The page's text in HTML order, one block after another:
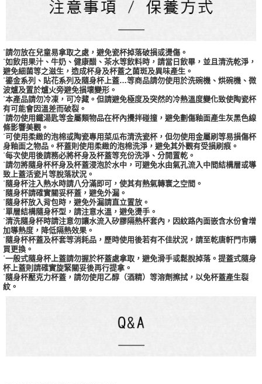
˙請勿放在兒童易拿取之處，避免瓷杯掉落破損或燙傷。
˙如飲用果汁、牛奶、健康醋、茶水等飲料時，請當日飲畢，並且清洗乾淨，
避免細菌等之滋生，造成杯身及杯蓋之菌斑及異味產生。
˙鎏金系列、貼花系列及隨身杯上蓋…等商品請勿使用於洗碗機、烘碗機、微
波爐及置於爐火旁避免損壞變形。
˙本產品請勿冷凍，可冷藏。但請避免極度及突然的冷熱溫度變化致使陶瓷杯
有可能會因溫差而破裂。
˙請勿使用鐵湯匙等金屬類物品在杯內攪拌碰撞，避免劃傷釉面產生灰黑色線
條影響美觀。
˙可使用柔緻的泡棉或陶瓷專用菜瓜布清洗瓷杯，但勿使用金屬刷等易損傷杯
身釉面之物品。杯蓋則使用柔緻的泡棉洗淨，避免其外觀有受損刷痕。
˙每次使用後請務必將杯身及杯蓋等充份洗淨、分開置乾。
˙請勿將隨身杯杯身及杯蓋浸泡於水中，可避免水由氣孔流入中間結構層或導
致上蓋活瓷片等脫落狀況。
˙隨身杯注入熱水時請八分滿即可，使其有熱氣轉寰之空間。
˙隨身杯請確實關妥杯蓋，避免外漏。
˙隨身杯放入背包時，避免外漏請直立置放。
˙單層結構隨身杯型，請注意水溫，避免燙手。
˙清洗隨身杯時請注意勿讓水流入矽膠隔熱杯套內，因紋路內面嵌含水份會增
加導熱度，降低隔熱效果。
˙隨身杯杯蓋及杯套等消耗品，歷時使用後若有不佳狀況，請至乾唐軒門市購
買更換。
˙一般式隨身杯上蓋請勿握於杯蓋處拿取，避免滑手或鬆脫掉落。提蓋式隨身
杯上蓋則請確實旋緊關妥後再行提拿。
˙隨身杯壓克力杯蓋，請勿使用乙醇（酒精）等溶劑擦拭，以免杯蓋產生裂
紋。